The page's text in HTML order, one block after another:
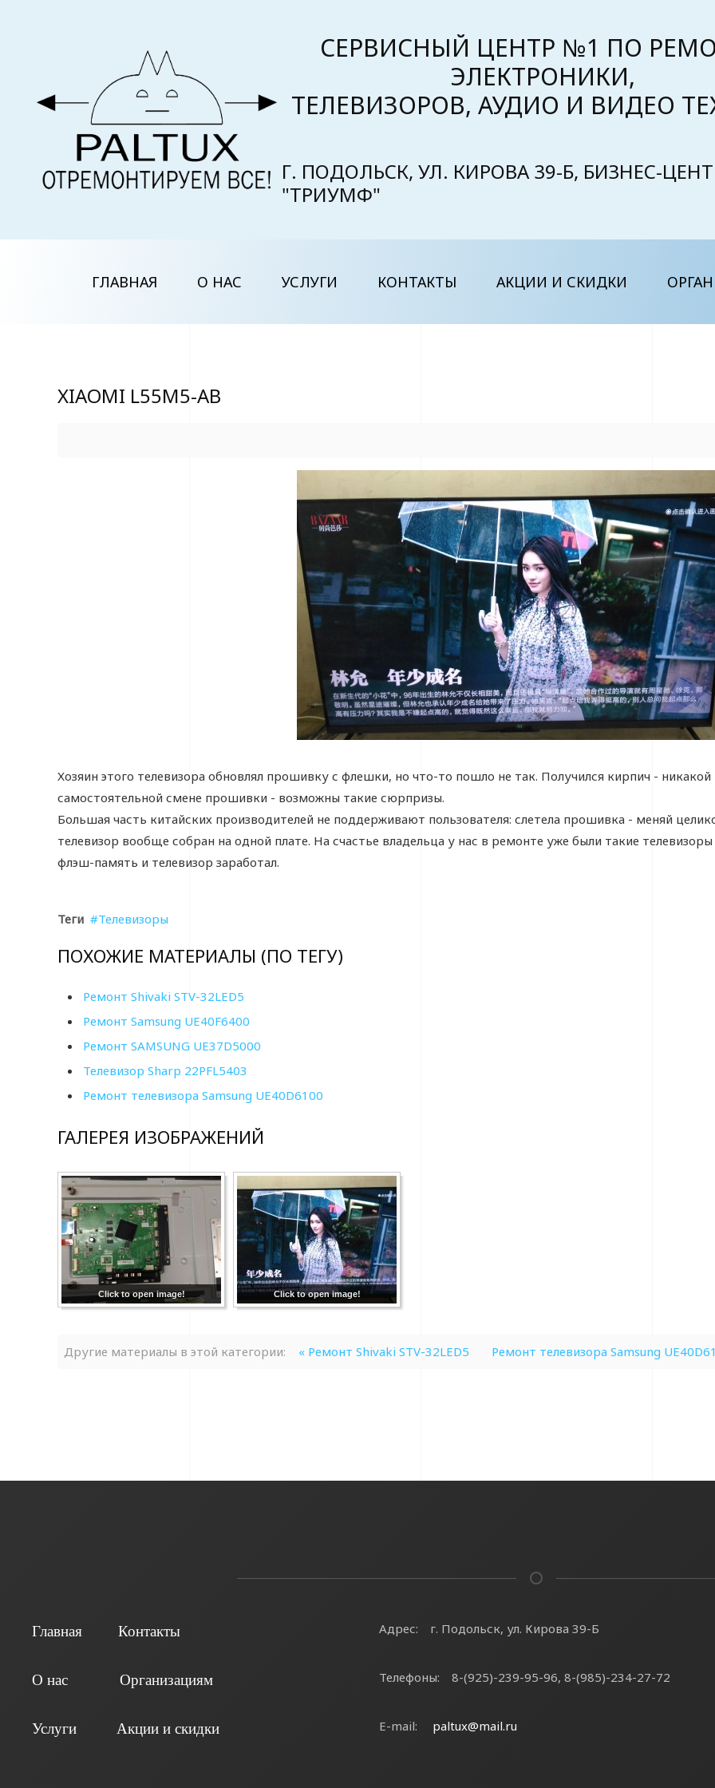
СЕРВИСНЫЙ ЦЕНТР №1 ПО
ЭЛЕКТРОНИКИ,
ТЕЛЕВИЗОРОВ, АУДИО И ВИДЕО
Г. ПОДОЛЬСК, УЛ. КИРОВА 39-Б, БИЗНЕС-
"ТРИУМФ"
ГЛАВНАЯ О НАС УСЛУГИ КОНТАКТЫ АКЦИИ И СКИДКИ
XIAOMI L55M5-AB
Хозяин этого телевизора обновлял прошивку с флешки, но что-то пошло не так. Получился кирпич -
самостоятельной смене прошивки - возможны такие сюрпризы.
Большая часть китайских производителей не поддерживают пользователя: слетела прошивка - меняй
телевизор вообще собран на одной плате. На счастье владельца у нас в ремонте уже были такие
флэш-память и телевизор заработал.
Теги Телевизоры
ПОХОЖИЕ МАТЕРИАЛЫ (ПО ТЕГУ)
Ремонт Shivaki STV-32LED5
Ремонт Samsung UE40F6400
Ремонт SAMSUNG UE37D5000
Телевизор Sharp 22PFL5403
Ремонт телевизора Samsung UE40D6100
ГАЛЕРЕЯ ИЗОБРАЖЕНИЙ
Click to open image! Click to open image!
Другие материалы в этой категории: « Ремонт Shivaki STV-32LED5 Ремонт телевизора Samsung
Главная Контакты
О нас Организациям
Услуги Акции и скидки
Адрес: г. Подольск, ул. Кирова 39-Б
Телефоны: 8-(925)-239-95-96, 8-(985)-234-27-72
E-mail: paltux@mail.ru